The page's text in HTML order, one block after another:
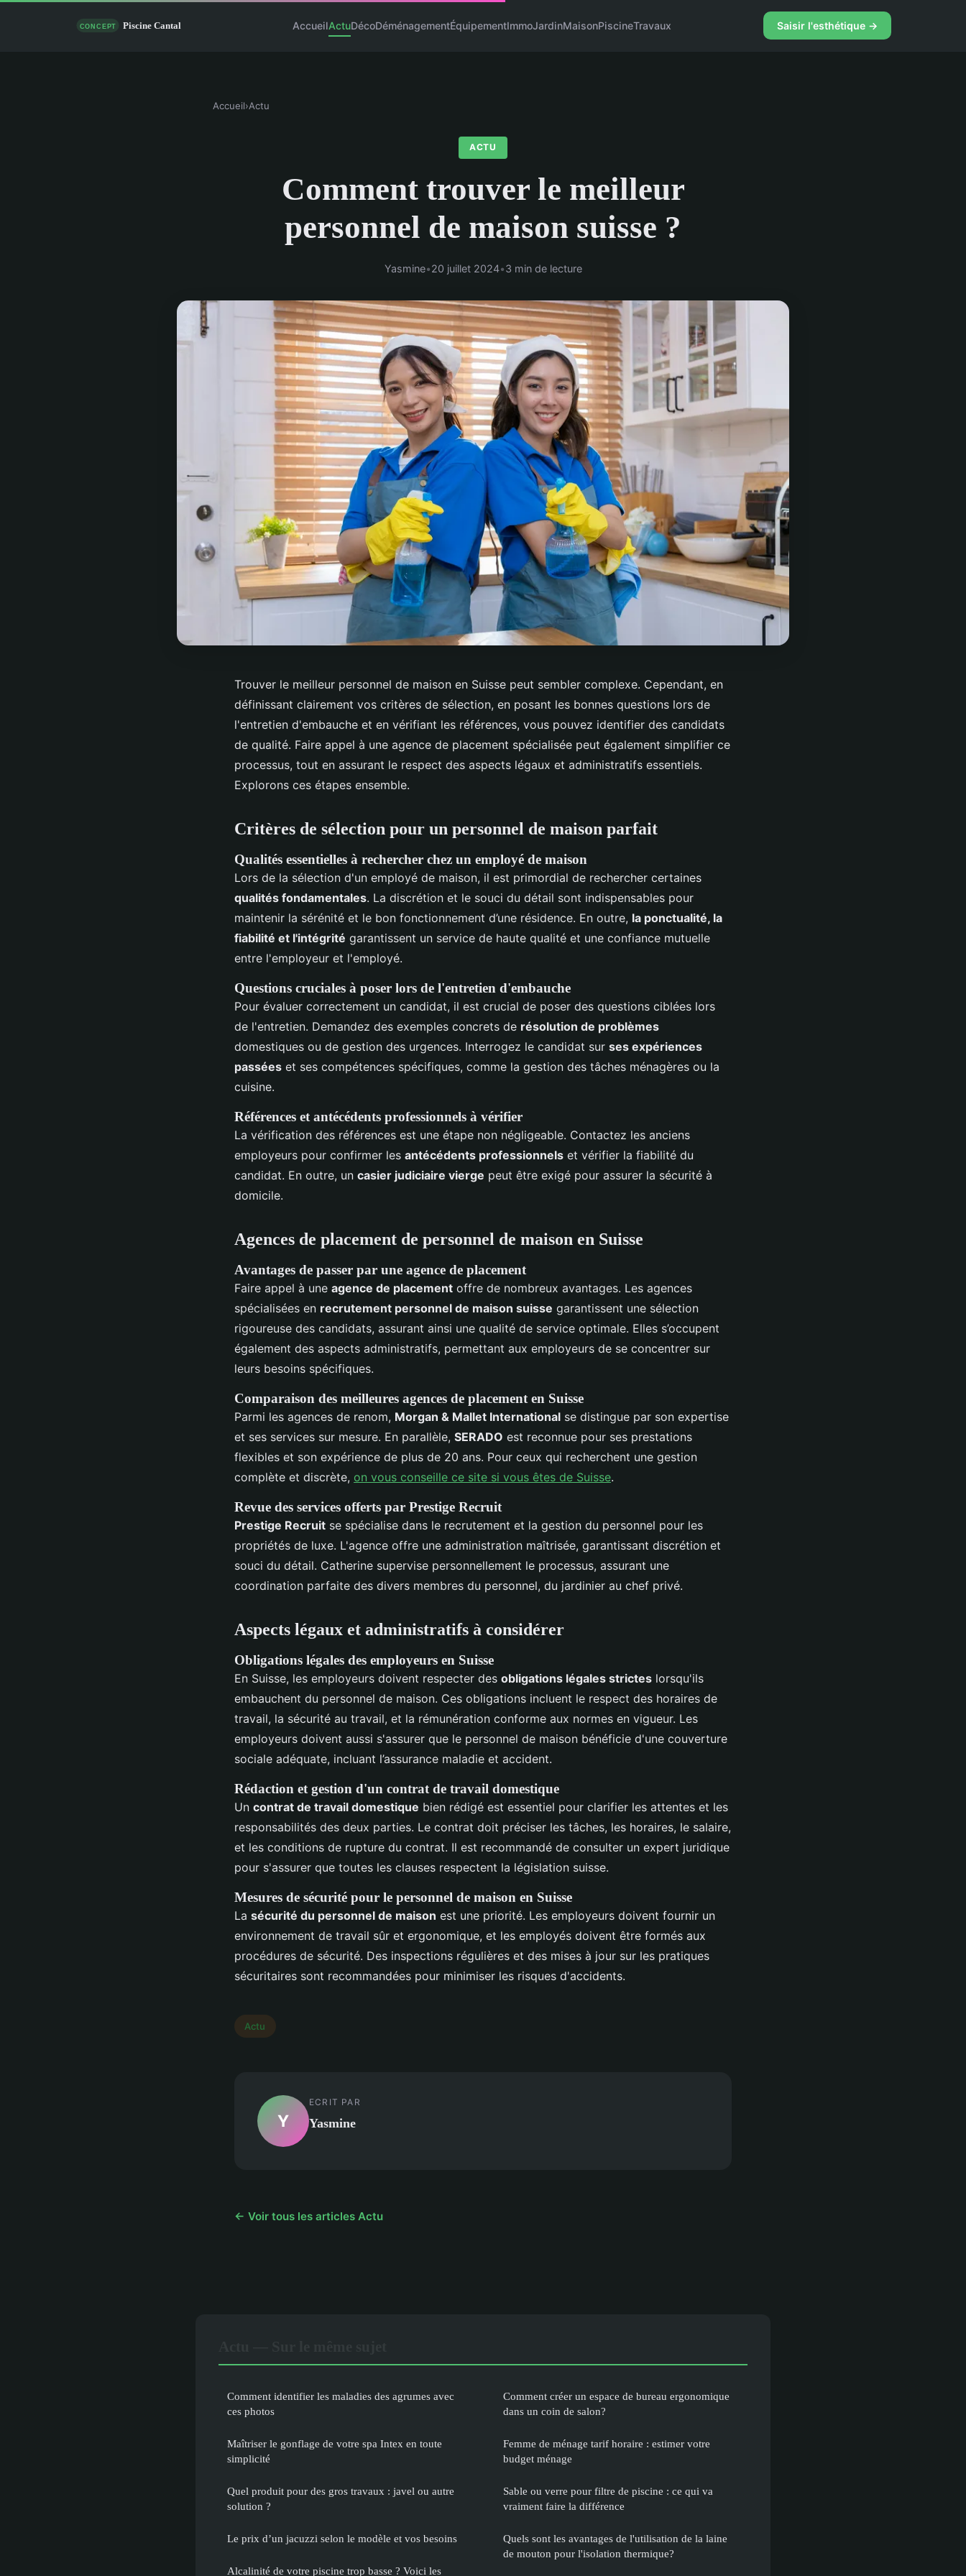
AccueilActuDécoDéménagementÉquipementImmoJardinMaisonPiscineTravaux Saisir l'esthétique →
Accueil›Actu
ACTU
Comment trouver le meilleur
personnel de maison suisse ?
Yasmine•20 juillet 2024•3 min de lecture
Trouver le meilleur personnel de maison en Suisse peut sembler complexe. Cependant, en
définissant clairement vos critères de sélection, en posant les bonnes questions lors de
l'entretien d'embauche et en vérifiant les références, vous pouvez identifier des candidats
de qualité. Faire appel à une agence de placement spécialisée peut également simplifier ce
processus, tout en assurant le respect des aspects légaux et administratifs essentiels.
Explorons ces étapes ensemble.
Critères de sélection pour un personnel de maison parfait
Qualités essentielles à rechercher chez un employé de maison
Lors de la sélection d'un employé de maison, il est primordial de rechercher certaines
qualités fondamentales. La discrétion et le souci du détail sont indispensables pour
maintenir la sérénité et le bon fonctionnement d’une résidence. En outre, la ponctualité, la
fiabilité et l'intégrité garantissent un service de haute qualité et une confiance mutuelle
entre l'employeur et l'employé.
Questions cruciales à poser lors de l'entretien d'embauche
Pour évaluer correctement un candidat, il est crucial de poser des questions ciblées lors
de l'entretien. Demandez des exemples concrets de résolution de problèmes
domestiques ou de gestion des urgences. Interrogez le candidat sur ses expériences
passées et ses compétences spécifiques, comme la gestion des tâches ménagères ou la
cuisine.
Références et antécédents professionnels à vérifier
La vérification des références est une étape non négligeable. Contactez les anciens
employeurs pour confirmer les antécédents professionnels et vérifier la fiabilité du
candidat. En outre, un casier judiciaire vierge peut être exigé pour assurer la sécurité à
domicile.
Agences de placement de personnel de maison en Suisse
Avantages de passer par une agence de placement
Faire appel à une agence de placement offre de nombreux avantages. Les agences
spécialisées en recrutement personnel de maison suisse garantissent une sélection
rigoureuse des candidats, assurant ainsi une qualité de service optimale. Elles s’occupent
également des aspects administratifs, permettant aux employeurs de se concentrer sur
leurs besoins spécifiques.
Comparaison des meilleures agences de placement en Suisse
Parmi les agences de renom, Morgan & Mallet International se distingue par son expertise
et ses services sur mesure. En parallèle, SERADO est reconnue pour ses prestations
flexibles et son expérience de plus de 20 ans. Pour ceux qui recherchent une gestion
complète et discrète, on vous conseille ce site si vous êtes de Suisse.
Revue des services offerts par Prestige Recruit
Prestige Recruit se spécialise dans le recrutement et la gestion du personnel pour les
propriétés de luxe. L'agence offre une administration maîtrisée, garantissant discrétion et
souci du détail. Catherine supervise personnellement le processus, assurant une
coordination parfaite des divers membres du personnel, du jardinier au chef privé.
Aspects légaux et administratifs à considérer
Obligations légales des employeurs en Suisse
En Suisse, les employeurs doivent respecter des obligations légales strictes lorsqu'ils
embauchent du personnel de maison. Ces obligations incluent le respect des horaires de
travail, la sécurité au travail, et la rémunération conforme aux normes en vigueur. Les
employeurs doivent aussi s'assurer que le personnel de maison bénéficie d'une couverture
sociale adéquate, incluant l’assurance maladie et accident.
Rédaction et gestion d'un contrat de travail domestique
Un contrat de travail domestique bien rédigé est essentiel pour clarifier les attentes et les
responsabilités des deux parties. Le contrat doit préciser les tâches, les horaires, le salaire,
et les conditions de rupture du contrat. Il est recommandé de consulter un expert juridique
pour s'assurer que toutes les clauses respectent la législation suisse.
Mesures de sécurité pour le personnel de maison en Suisse
La sécurité du personnel de maison est une priorité. Les employeurs doivent fournir un
environnement de travail sûr et ergonomique, et les employés doivent être formés aux
procédures de sécurité. Des inspections régulières et des mises à jour sur les pratiques
sécuritaires sont recommandées pour minimiser les risques d'accidents.
Actu
Y
ECRIT PAR
Yasmine
← Voir tous les articles Actu
Comment identifier les maladies des agrumes avec
ces photos
Maîtriser le gonflage de votre spa Intex en toute
simplicité
Quel produit pour des gros travaux : javel ou autre
solution ?
Le prix d’un jacuzzi selon le modèle et vos besoins
Alcalinité de votre piscine trop basse ? Voici les
Comment créer un espace de bureau ergonomique
dans un coin de salon?
Femme de ménage tarif horaire : estimer votre
budget ménage
Sable ou verre pour filtre de piscine : ce qui va
vraiment faire la différence
Quels sont les avantages de l'utilisation de la laine
de mouton pour l'isolation thermique?